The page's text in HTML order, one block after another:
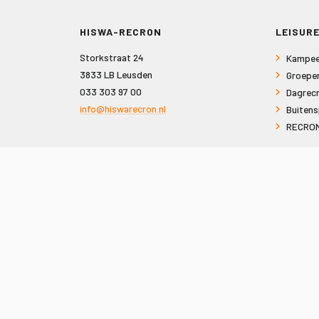
HISWA-RECRON
Storkstraat 24
3833 LB Leusden
033 303 97 00
info@hiswarecron.nl